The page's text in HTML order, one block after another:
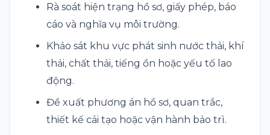
Rà soát hiện trạng hồ sơ, giấy phép, báo
cáo và nghĩa vụ môi trường.
Khảo sát khu vực phát sinh nước thải, khí
thải, chất thải, tiếng ồn hoặc yếu tố lao
động.
Đề xuất phương án hồ sơ, quan trắc,
thiết kế cải tạo hoặc vận hành bảo trì.